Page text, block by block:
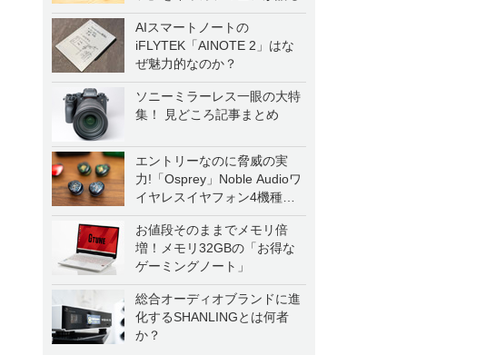
AIスマートノートの
iFLYTEK「AINOTE 2」はな
ぜ魅力的なのか？
ソニーミラーレス一眼の大特
集！ 見どころ記事まとめ
エントリーなのに脅威の実
力!「Osprey」Noble Audioワ
イヤレスイヤフォン4機種を
一気に聴く
お値段そのままでメモリ倍
増！メモリ32GBの「お得な
ゲーミングノート」
総合オーディオブランドに進
化するSHANLINGとは何者
か？